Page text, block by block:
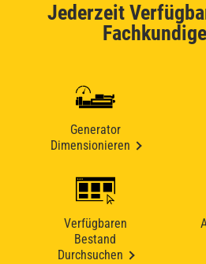
Jederzeit
Generator
Dimensionieren
Verfügbaren
Bestand
Durchsuchen